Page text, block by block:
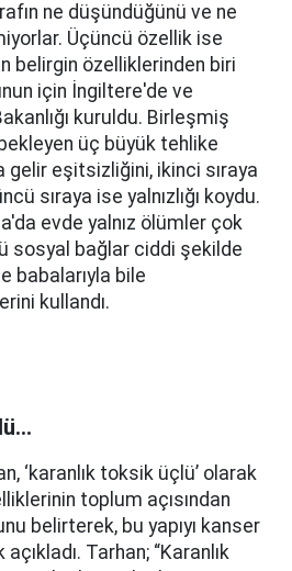
ne düşündüğünü ve ne
Üçüncü özellik ise
belirgin özelliklerinden biri
için İngiltere'de ve
kuruldu. Birleşmiş
üç büyük tehlike
gelir eşitsizliğini, ikinci sıraya
sıraya ise yalnızlığı koydu.
evde yalnız ölümler çok
sosyal bağlar ciddi şekilde
babalarıyla bile
kullandı.
‘karanlık toksik üçlü’ olarak
toplum açısından
belirterek, bu yapıyı kanser
Tarhan; “Karanlık